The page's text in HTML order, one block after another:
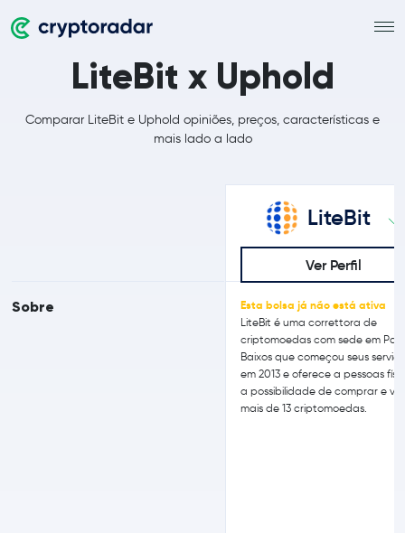
LiteBit x Uphold
Comparar LiteBit e Uphold opiniões, preços, características e
mais lado a lado
Sobre
LiteBit
Ver Perfil
Esta bolsa já não está ativa
LiteBit é uma correttora de
criptomoedas com sede em
Baixos que começou seus
em 2013 e oferece a pessoas
a possibilidade de comprar e
mais de 13 criptomoedas.